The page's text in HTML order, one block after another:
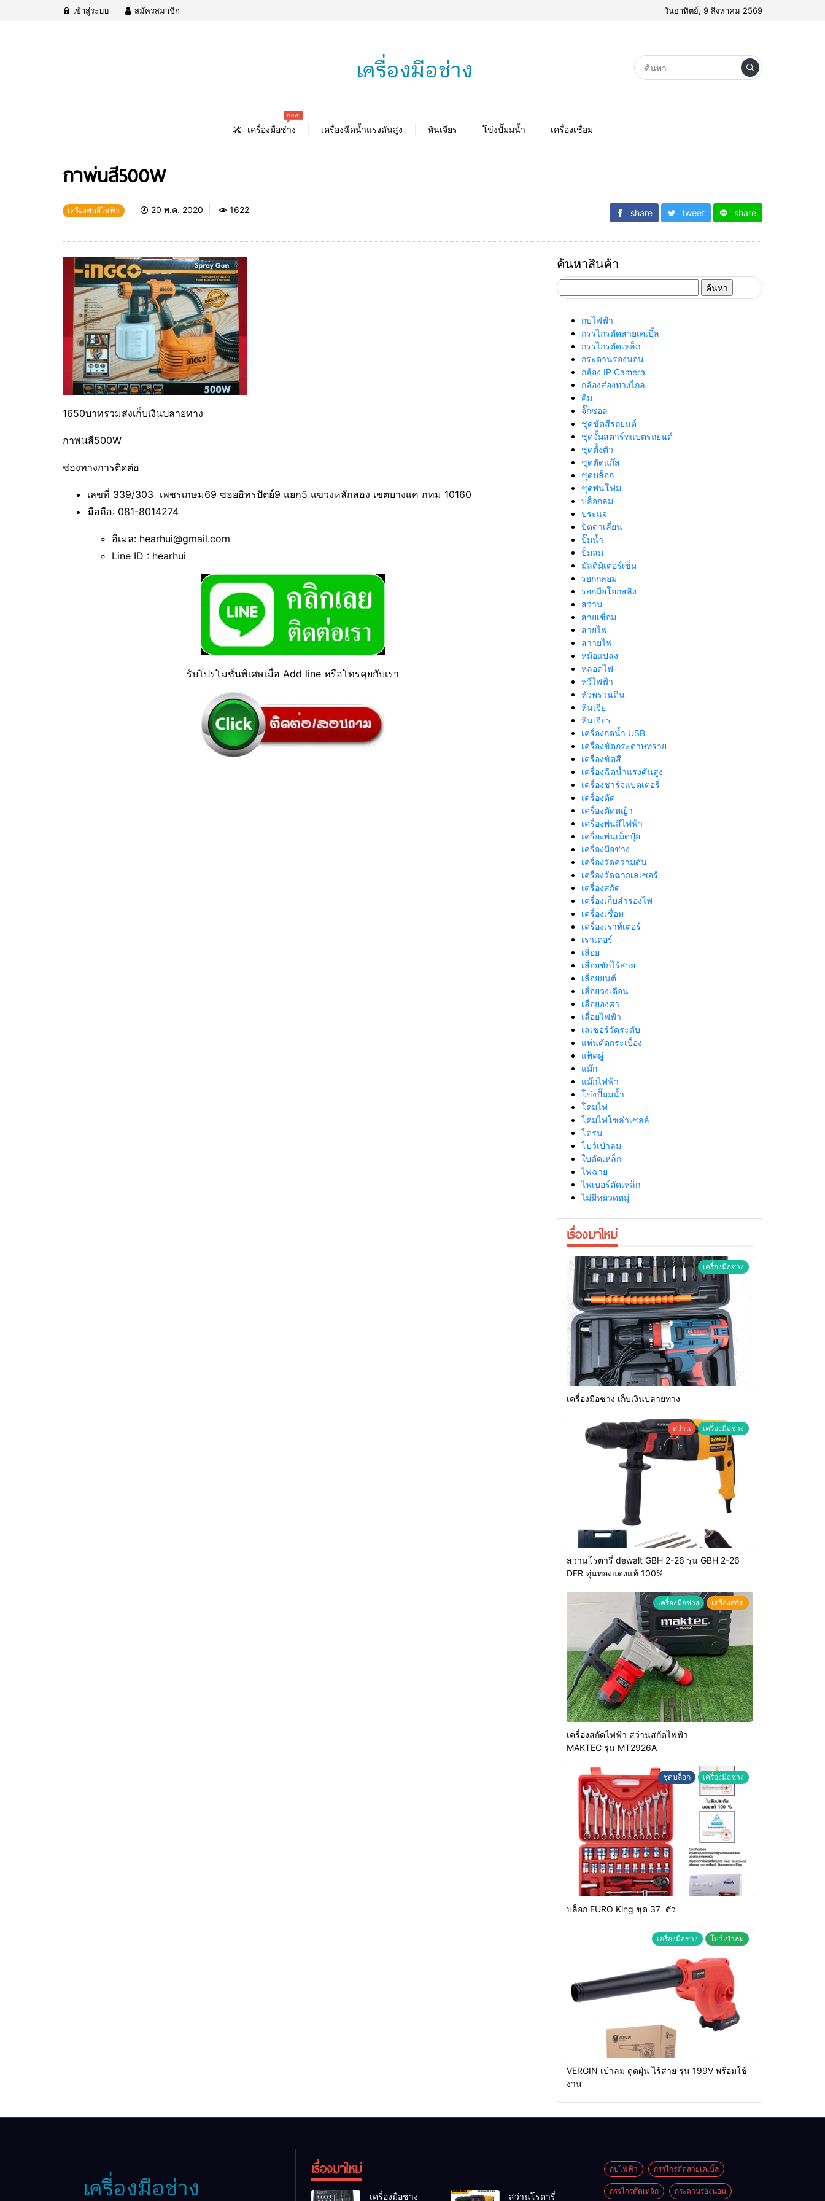
เข้าสู่ระบบ สมัครสมาชิก วันอาทิตย์, 9 สิงหาคม 2569
เครื่องมือช่าง
new
เครื่องฉีดน้ำแรงดันสูง หินเจียร โข่งปั๊มมน้ำ เครื่องเชื่อม
กาพ่นสี500W
เครื่องพ่นสีไฟฟ้า 20 พ.ค. 2020 1622 share tweet share
1650บาทรวมส่งเก็บเงินปลายทาง
กาพ่นสี500W
ช่องทางการติดต่อ
เลขที่ 339/303 เพชรเกษม69 ซอยอิทรปัตย์9 แยก5 แขวงหลักสอง เขตบางแค กทม 10160
มือถือ: 081-8014274
อีเมล: hearhui@gmail.com
Line ID : hearhui
รับโปรโมชั่นพิเศษเมื่อ Add line หรือโทรคุยกับเรา
ค้นหาสินค้า
สำหรับ:
กบไฟฟ้า
กรรไกรตัดสายเคเบิ้ล
กรรไกรตัดเหล็ก
กระดานรองนอน
กล้อง IP Camera
กล้องส่องทางไกล
คีม
จิ๊กซอล
ชุดขัดสีรถยนต์​
ชุดจั้มสตาร์ทแบตรถยนต์
ชุดตั้งตัว
ชุดตัดแก๊ส
ชุดบล็อก
ชุดพ่นโฟม
บล็อกลม
ประแจ
ปัตตาเลี่ยน
ปั๊มน้ำ
ปั้มลม
มัลติมิเตอร์เข็ม
รอกกลอม
รอกมือโยกสลิง
สว่าน
สายเชื่อม
สายไฟ
สาายไฟ
หม้อแปลง
หลอดไฟ
หวีไฟฟ้า
หัวพรวนดิน
หินเจีย
หินเจียร
เครื่องกดน้ำ USB
เครื่องขัดกระดาษทราย
เครื่องขัดสี
เครื่องฉีดน้ำแรงดันสูง
เครื่องชาร์จแบตเตอรี่
เครื่องตัด
เครื่องตัดหญ้า
เครื่องพ่นสีไฟฟ้า
เครื่องพ่นเม็ดปุ๋ย
เครื่องมือช่าง
เครื่องวัดความดัน
เครื่องวัดฉากเลเซอร์
เครื่องสกัด
เครื่องเก็บสํารองไฟ
เครื่องเชื่อม
เครื่องเราท์เตอร์
เราเตอร์
เลิ่อย
เลื่อยชักไร้สาย
เลื่อยยนต์
เลื่อยวงเดือน
เลื่อยองศา
เลื่อยไฟฟ้า
เลเซอร์วัดระดับ
แท่นตัดกระเบื้อง
แพ็คคู่
แม๊ก
แม๊กไฟฟ้า
โข่งปั๊มมน้ำ
โคมไฟ
โคมไฟโซล่าเซลล์
โดรน
โบว์เป่าลม
ใบตัดเหล็ก
ไฟฉาย
ไฟเบอร์ตัดเหล็ก
ไม่มีหมวดหมู่
เรื่องมาใหม่
เครื่องมือช่าง
เครื่องมือช่าง เก็บเงินปลายทาง
สว่าน เครื่องมือช่าง
สว่านโรตารี่ dewalt GBH 2-26 รุ่น GBH 2-26
DFR ทุ่นทองแดงแท้ 100%
เครื่องมือช่าง เครื่องสกัด
เครื่องสกัดไฟฟ้า สว่านสกัดไฟฟ้า
MAKTEC รุ่น MT2926A
ชุดบล็อก เครื่องมือช่าง
บล็อก EURO King ชุด 37 ตัว
เครื่องมือช่าง โบว์เป่าลม
VERGIN เป่าลม ดูดฝุ่น ไร้สาย รุ่น 199V พร้อมใช้
งาน
เรื่องมาใหม่
เครื่องมือช่าง สว่านโรตารี่
กบไฟฟ้า กรรไกรตัดสายเคเบิ้ล
กรรไกรตัดเหล็ก กระดานรองนอน